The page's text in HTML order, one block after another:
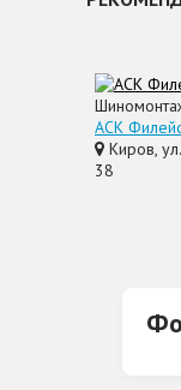
АСК
Киров,
38